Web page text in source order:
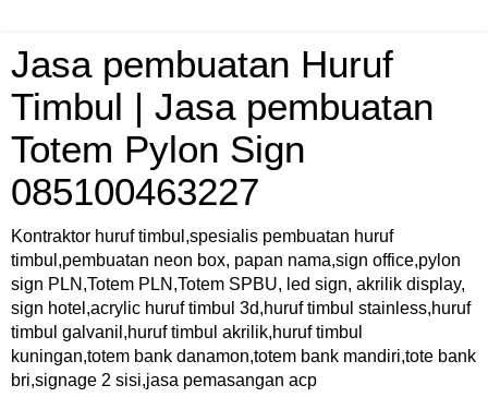
Jasa pembuatan Huruf
Timbul | Jasa pembuatan
Totem Pylon Sign
085100463227
Kontraktor huruf timbul,spesialis pembuatan huruf
timbul,pembuatan neon box, papan nama,sign office,pylon
sign PLN,Totem PLN,Totem SPBU, led sign, akrilik display,
sign hotel,acrylic huruf timbul 3d,huruf timbul stainless,huruf
timbul galvanil,huruf timbul akrilik,huruf timbul
kuningan,totem bank danamon,totem bank mandiri,tote bank
bri,signage 2 sisi,jasa pemasangan acp